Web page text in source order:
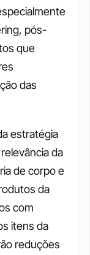
pós-
que
das
estratégia
da
de corpo e
da
com
itens da
reduções